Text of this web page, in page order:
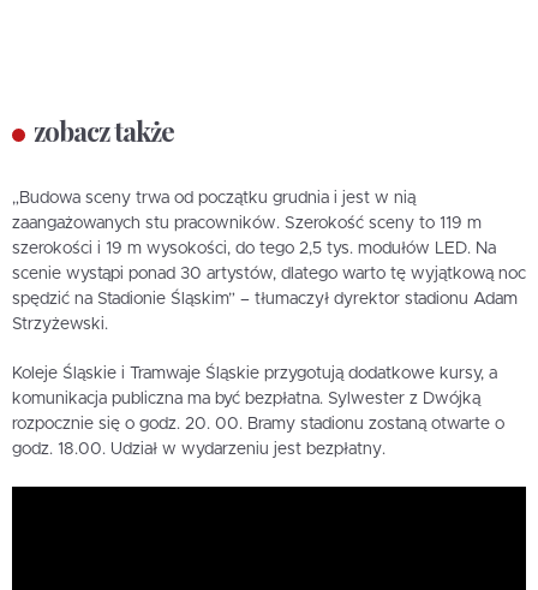
zobacz także
„Budowa sceny trwa od początku grudnia i jest w nią
zaangażowanych stu pracowników. Szerokość sceny to 119 m
szerokości i 19 m wysokości, do tego 2,5 tys. modułów LED. Na
scenie wystąpi ponad 30 artystów, dlatego warto tę wyjątkową noc
spędzić na Stadionie Śląskim” – tłumaczył dyrektor stadionu Adam
Strzyżewski.
Koleje Śląskie i Tramwaje Śląskie przygotują dodatkowe kursy, a
komunikacja publiczna ma być bezpłatna. Sylwester z Dwójką
rozpocznie się o godz. 20. 00. Bramy stadionu zostaną otwarte o
godz. 18.00. Udział w wydarzeniu jest bezpłatny.